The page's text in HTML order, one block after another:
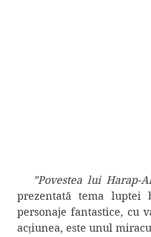
”Povestea lui Harap-
prezentată tema luptei
personaje fantastice, cu
acțiunea, este unul